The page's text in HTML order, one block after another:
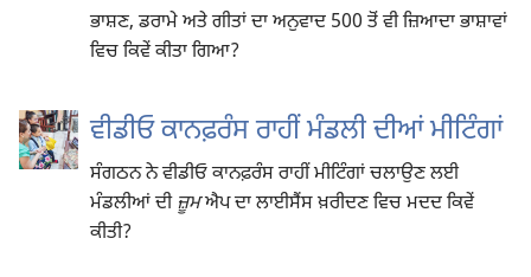
ਭਾਸ਼ਣ, ਡਰਾਮੇ ਅਤੇ ਗੀਤਾਂ ਦਾ ਅਨੁਵਾਦ 500 ਤੋਂ ਵੀ ਜ਼ਿਆਦਾ ਭਾਸ਼ਾਵਾਂ
ਵਿਚ ਕਿਵੇਂ ਕੀਤਾ ਗਿਆ?
ਵੀਡੀਓ ਕਾਨਫ਼ਰੰਸ ਰਾਹੀਂ ਮੰਡਲੀ ਦੀਆਂ ਮੀਟਿੰਗਾਂ
ਸੰਗਠਨ ਨੇ ਵੀਡੀਓ ਕਾਨਫ਼ਰੰਸ ਰਾਹੀਂ ਮੀਟਿੰਗਾਂ ਚਲਾਉਣ ਲਈ
ਮੰਡਲੀਆਂ ਦੀਜ਼ੂਮਐਪ ਦਾ ਲਾਈਸੈਂਸ ਖ਼ਰੀਦਣ ਵਿਚ ਮਦਦ ਕਿਵੇਂ
ਕੀਤੀ?